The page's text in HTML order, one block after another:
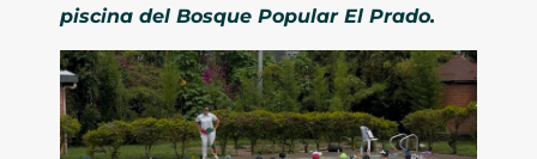
piscina del Bosque Popular El Prado.